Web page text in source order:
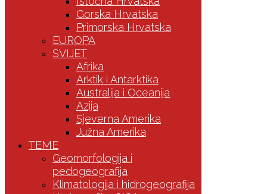
Gorska Hrvatska
Primorska Hrvatska
EUROPA
SVIJET
Afrika
Arktik i Antarktika
Australija i Oceanija
Azija
Sjeverna Amerika
Južna Amerika
TEME
Geomorfologija i
pedogeografija
Klimatologija i hidrogeografija